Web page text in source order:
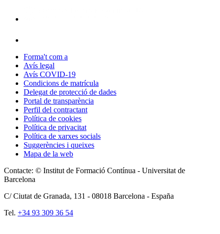
Forma't com a
Avís legal
Avís COVID-19
Condicions de matrícula
Delegat de protecció de dades
Portal de transparència
Perfil del contractant
Política de cookies
Política de privacitat
Política de xarxes socials
Suggerències i queixes
Mapa de la web
Contacte: © Institut de Formació Contínua - Universitat de
Barcelona
C/ Ciutat de Granada, 131 - 08018 Barcelona - España
Tel. +34 93 309 36 54